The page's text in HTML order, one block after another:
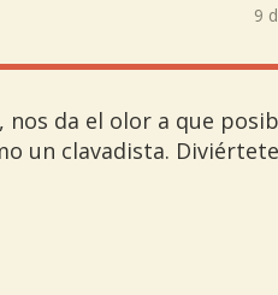
9
da el olor a que
un clavadista.